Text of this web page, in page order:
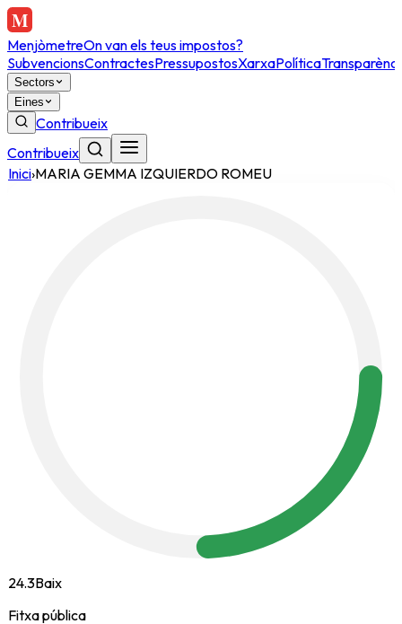
MenjòmetreOn van els teus impostos?
SubvencionsContractesPressupostosXarxaPolítica
Sectors
Eines
Contribueix
Contribueix
Inici›MARIA GEMMA IZQUIERDO ROMEU
24.3Baix
Fitxa pública